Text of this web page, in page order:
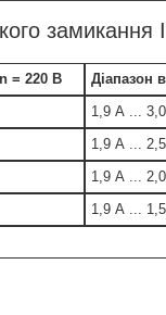
= 220 В
Діапазон
1,9 А ...
1,9 А ...
1,9 А ...
1,9 А ...